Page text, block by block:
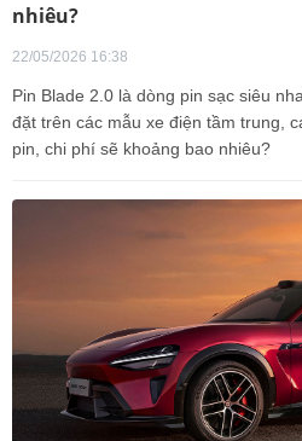
nhiêu?
22/05/2026 16:38
Pin Blade 2.0 là dòng pin sạc siêu
đặt trên các mẫu xe điện tầm trung,
pin, chi phí sẽ khoảng bao nhiêu?